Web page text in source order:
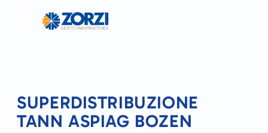
SUPERDISTRIBUZIONE
TANN ASPIAG BOZEN